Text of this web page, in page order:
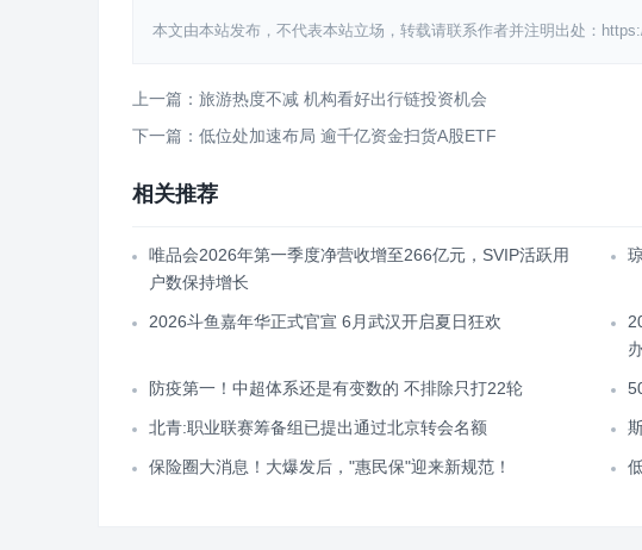
本文由本站发布，不代表本站立场，转载请联系作者并注明出处：
上一篇：旅游热度不减 机构看好出行链投资机会
下一篇：低位处加速布局 逾千亿资金扫货A股ETF
相关推荐
唯品会2026年第一季度净营收增至266亿元，SVIP活跃用
户数保持增长
2026斗鱼嘉年华正式官宣 6月武汉开启夏日狂欢
防疫第一！中超体系还是有变数的 不排除只打22轮
北青:职业联赛筹备组已提出通过北京转会名额
保险圈大消息！大爆发后，"惠民保"迎来新规范！